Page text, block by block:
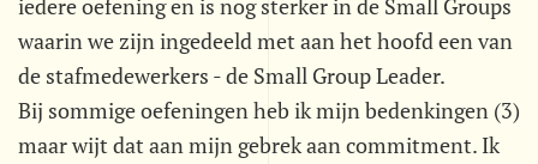
iedere oefening en is nog sterker in de Small Groups
waarin we zijn ingedeeld met aan het hoofd een van
de stafmedewerkers - de Small Group Leader.
Bij sommige oefeningen heb ik mijn bedenkingen (3)
maar wijt dat aan mijn gebrek aan commitment. Ik